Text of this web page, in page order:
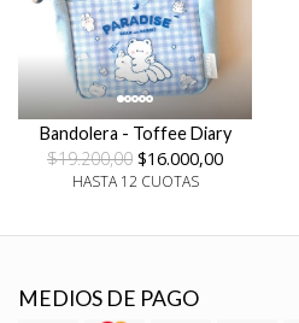
Bandolera - Toffee Diary
$19.200,00 $16.000,00
HASTA 12 CUOTAS
MEDIOS DE PAGO